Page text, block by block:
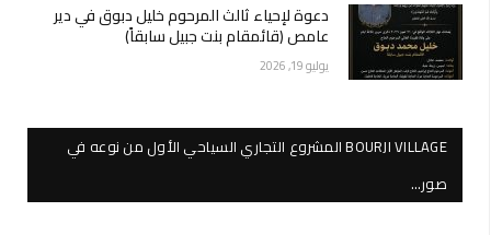
دعوة لإحياء ثالث المرحوم خليل دبوق في دير
عامص (قائمقام بنت جبيل سابقاً)
يوليو 19, 2026
BOURJI VILLAGE المشروع التجاري السياحي الأول من نوعه في
صور…